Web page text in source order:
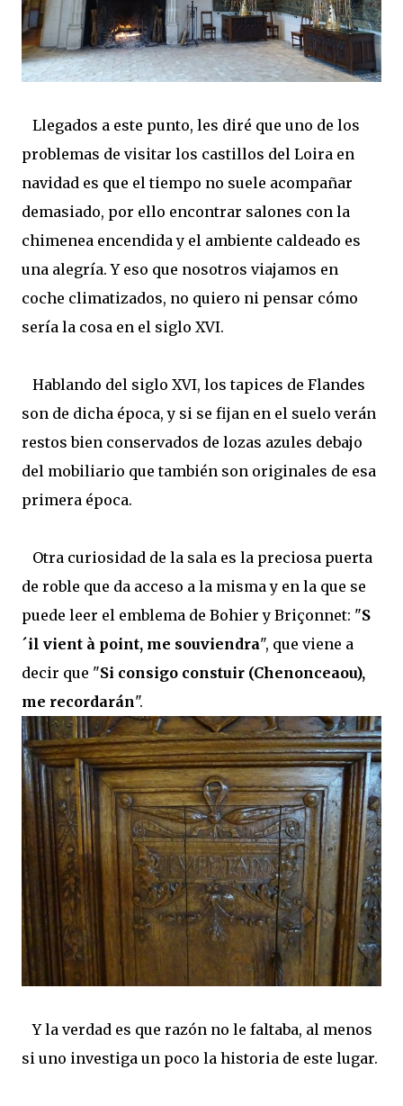
Llegados a este punto, les diré que uno de los
problemas de visitar los castillos del Loira en
navidad es que el tiempo no suele acompañar
demasiado, por ello encontrar salones con la
chimenea encendida y el ambiente caldeado es
una alegría. Y eso que nosotros viajamos en
coche climatizados, no quiero ni pensar cómo
sería la cosa en el siglo XVI.
Hablando del siglo XVI, los tapices de Flandes
son de dicha época, y si se fijan en el suelo verán
restos bien conservados de lozas azules debajo
del mobiliario que también son originales de esa
primera época.
Otra curiosidad de la sala es la preciosa puerta
de roble que da acceso a la misma y en la que se
puede leer el emblema de Bohier y Briçonnet: "S
´il vient à point, me souviendra", que viene a
decir que "Si consigo constuir (Chenonceaou),
me recordarán".
Y la verdad es que razón no le faltaba, al menos
si uno investiga un poco la historia de este lugar.